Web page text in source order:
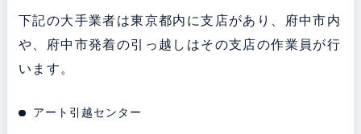
下記の大手業者は東京都内に支店があり、府中市内
や、府中市発着の引っ越しはその支店の作業員が行
います。
アート引越センター